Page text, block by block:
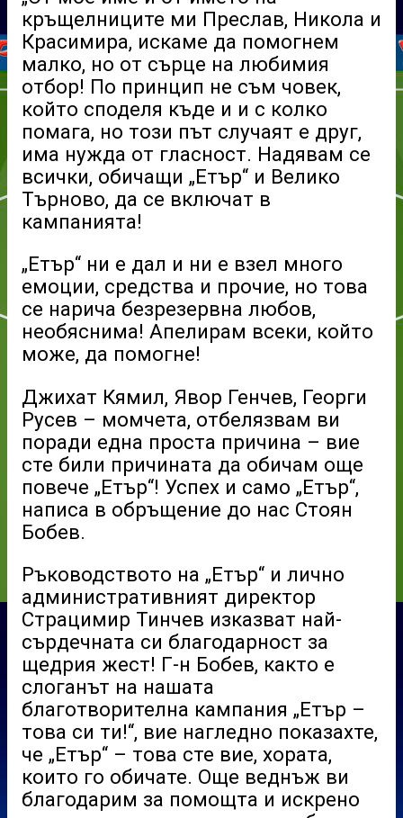
кръщелниците ми Преслав, Никола и
Красимира, искаме да помогнем
малко, но от сърце на любимия
отбор! По принцип не съм човек,
който споделя къде и и с колко
помага, но този път случаят е друг,
има нужда от гласност. Надявам се
всички, обичащи „Етър“ и Велико
Търново, да се включат в
кампанията!
„Етър“ ни е дал и ни е взел много
емоции, средства и прочие, но това
се нарича безрезервна любов,
необяснима! Апелирам всеки, който
може, да помогне!
Джихат Кямил, Явор Генчев, Георги
Русев – момчета, отбелязвам ви
поради една проста причина – вие
сте били причината да обичам още
повече „Етър“! Успех и само „Етър“,
написа в обръщение до нас Стоян
Бобев.
Ръководството на „Етър“ и лично
административният директор
Страцимир Тинчев изказват най-
сърдечната си благодарност за
щедрия жест! Г-н Бобев, както е
слоганът на нашата
благотворителна кампания „Етър –
това си ти!“, вие нагледно показахте,
че „Етър“ – това сте вие, хората,
които го обичате. Още веднъж ви
благодарим за помощта и искрено